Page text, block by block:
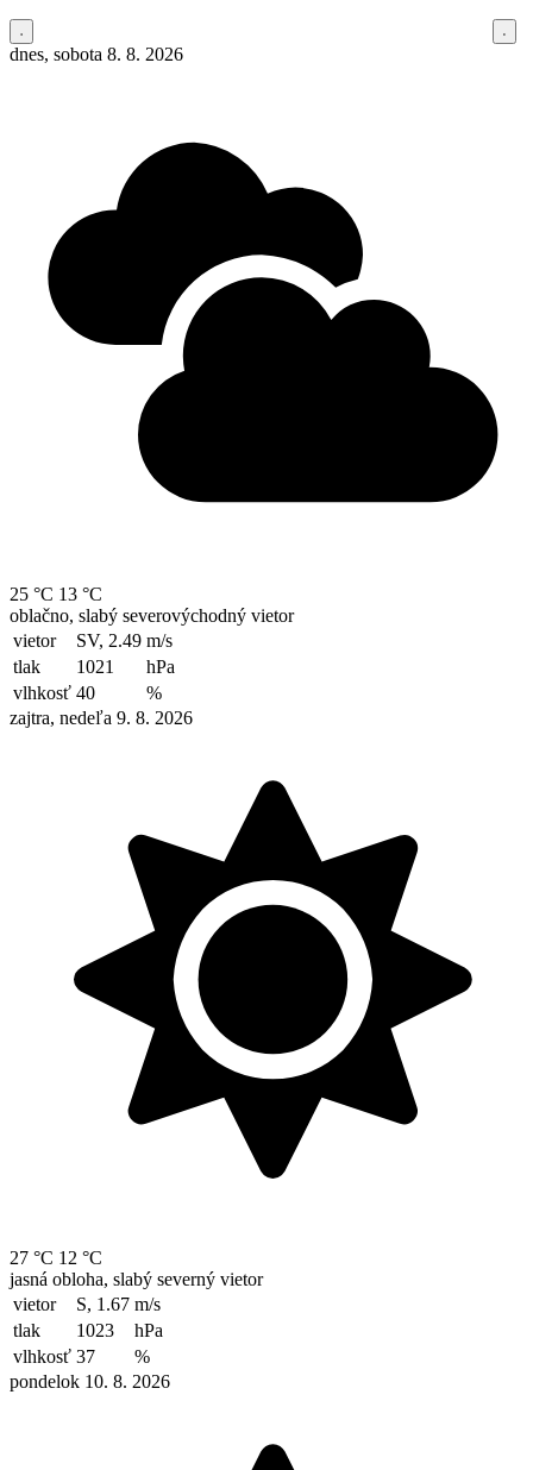
dnes, sobota 8. 8. 2026
25 °C 13 °C
oblačno, slabý severovýchodný vietor
vietor
SV, 2.49 m/s
tlak
1021
hPa
vlhkosť 40
%
zajtra, nedeľa 9. 8. 2026
27 °C 12 °C
jasná obloha, slabý severný vietor
vietor
S, 1.67 m/s
tlak
1023
hPa
vlhkosť 37
%
pondelok 10. 8. 2026